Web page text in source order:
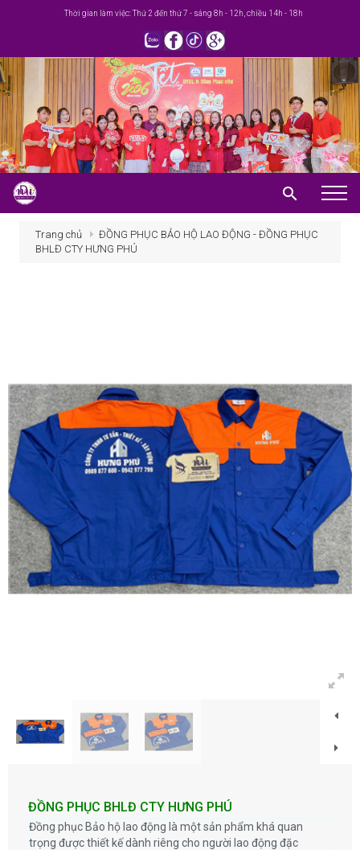
Thời gian làm việc: Thứ 2 đến thứ 7 - sáng 8h - 12h, chiều 14h - 18h
Giới thiệu
Tin tức
Hướng dẫn
Liên hệ
Trang chủ
ĐỒNG PHỤC BẢO HỘ LAO ĐỘNG - ĐỒNG PHỤC
BHLĐ CTY HƯNG PHÚ
ĐỒNG PHỤC BHLĐ CTY HƯNG PHÚ
Đồng phục Bảo hộ lao động là một sản phẩm khá quan
trọng được thiết kế dành riêng cho người lao động đặc